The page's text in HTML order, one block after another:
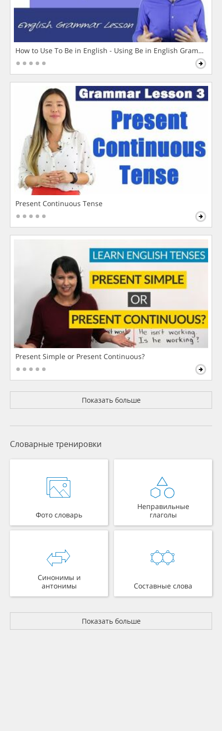
How to Use To Be in English - Using Be in English Grammar
Present Continuous Tense
Present Simple or Present Continuous?
Показать больше
Словарные тренировки
Фото словарь
Неправильные
глаголы
Синонимы и
антонимы
Составные слова
Показать больше